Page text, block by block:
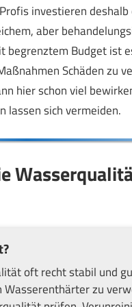
investieren
aber
Budget ist
Schäden zu
hier schon viel
lassen sich vermeiden.
oft recht stabil und
zu